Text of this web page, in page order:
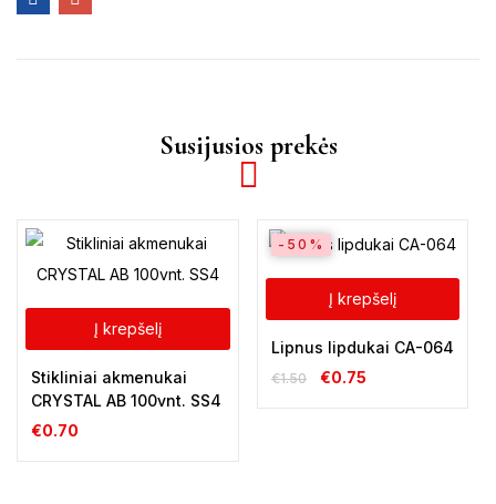
Susijusios prekės
Į krepšelį
Stikliniai akmenukai
CRYSTAL AB 100vnt. SS4
€0.70
Į krepšelį
-50%
Lipnus lipdukai CA-064
€1.50 €0.75